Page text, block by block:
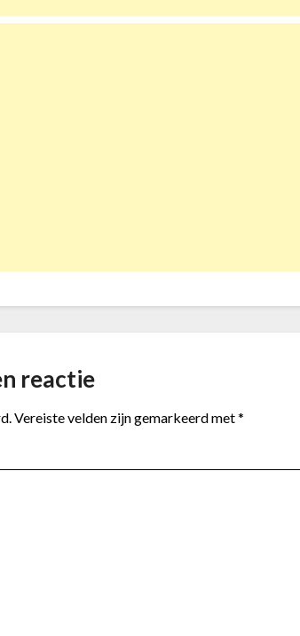
reactie
Vereiste velden zijn gemarkeerd met*